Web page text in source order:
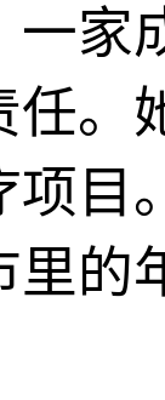
一家
任。
项目
里的